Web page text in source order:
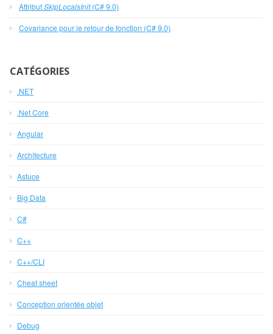
AttributSkipLocalsInit(C# 9.0)
Covariance pour le retour de fonction (C# 9.0)
CATÉGORIES
.NET
.Net Core
Angular
Architecture
Astuce
Big Data
C#
C++
C++/CLI
Cheat sheet
Conception orientée objet
Debug